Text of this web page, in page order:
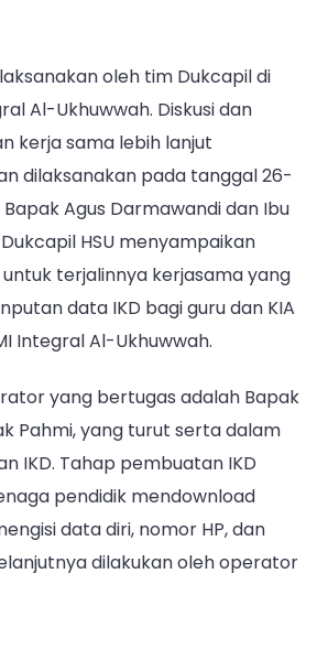
Kependudukan
Digital
(IKD)
Dukcapil
HSU
oleh tim Dukcapil di
Al-Ukhuwwah. Diskusi dan
kerja sama lebih lanjut
dilaksanakan pada tanggal 26-
Agus Darmawandi dan Ibu
HSU menyampaikan
terjalinnya kerjasama yang
data IKD bagi guru dan KIA
Integral Al-Ukhuwwah.
yang bertugas adalah Bapak
Pahmi, yang turut serta dalam
IKD. Tahap pembuatan IKD
pendidik mendownload
data diri, nomor HP, dan
dilakukan oleh operator